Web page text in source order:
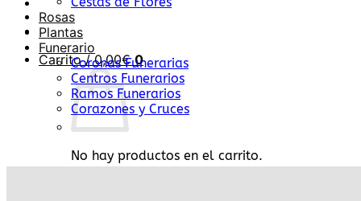
Carrito /0,00€ 0
No hay productos en el carrito.
Rosas
Plantas
Funerario
Coronas Funerarias
Centros Funerarios
Ramos Funerarios
Corazones y Cruces